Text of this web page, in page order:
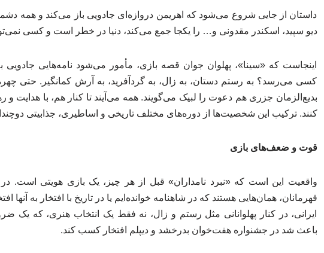
داستان از جایی شروع می‌شود که اهریمن دروازه‌ای جادویی باز می‌کند و همه
دیو سپید، اسکندر مقدونی و… را یکجا جمع می‌کند، دنیا در خطر است و کسی
اینجاست که «سینا»، پهلوان جوان قصه بازی، مأمور می‌شود نامه‌هایی
کسی می‌رسد؟ به رستم دستان، به زال، به گردآفرید، به آرش کمانگیر. حتی
بدیع‌الزمان جزری هم دعوت را لبیک می‌گویند. همه می‌آیند تا کنار هم، با هدایت و
کنند. ترکیب این شخصیت‌ها از دوره‌های مختلف تاریخی و اساطیری، جذابیتی
قوت و ضعف‌های بازی
واقعیت این است که «نبرد نامداران» قبل از هر چیز، یک بازی هویتی است.
قهرمانان، همان‌هایی هستند که در شاهنامه خوانده‌ایم یا در تاریخ با افتخار به آنها
ایرانی، در کنار پهلوانانی مثل رستم و زال، نه فقط یک انتخاب هنری، که یک
باعث شد در جشنواره هفت‌خوان بدرخشد و دیپلم افتخار کسب کند.